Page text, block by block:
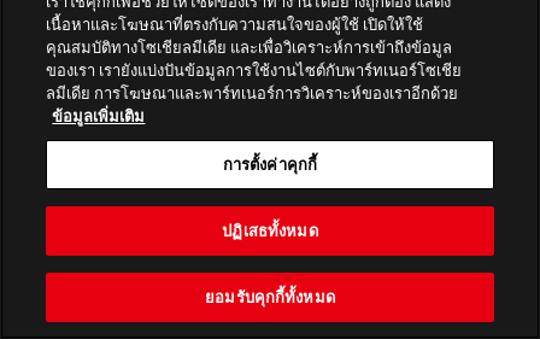
เนื้อหาและโฆษณาที่ตรงกับความสนใจของผู้ใช้ เปิดให้ใช้
คุณสมบัติทางโซเชียลมีเดีย และเพื่อวิเคราะห์การเข้าถึงข้อมูล
ของเรา เรายังแบ่งปันข้อมูลการใช้งานไซต์กับพาร์ทเนอร์โซเชีย
ลมีเดีย การโฆษณาและพาร์ทเนอร์การวิเคราะห์ของเราอีกด้วย
ข้อมูลเพิ่มเติม
การตั้งค่าคุกกี้
ปฏิเสธทั้งหมด
ยอมรับคุกกี้ทั้งหมด